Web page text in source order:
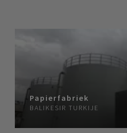
Papierfabriek
BALIKESIR TURKIJE